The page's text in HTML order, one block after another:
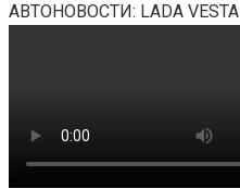
АВТОНОВОСТИ: LADA VESTA